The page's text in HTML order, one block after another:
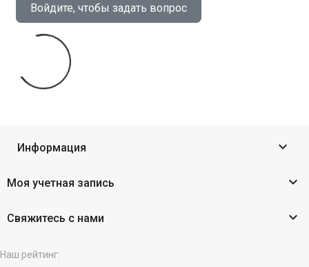
Войдите, чтобы задать вопрос
Информация 
Моя учетная запись 
Свяжитесь с нами 
Наш рейтинг: